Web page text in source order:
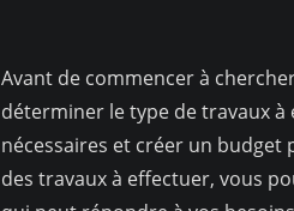
Avant de commencer à
déterminer le type de travaux à
nécessaires et créer un budget
des travaux à effectuer, vous